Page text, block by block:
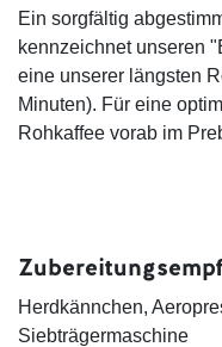
Ein sorgfältig
kennzeichnet unseren
eine unserer längsten
Minuten). Für eine
Rohkaffee vorab im
Herdkännchen,
Siebträgermaschine